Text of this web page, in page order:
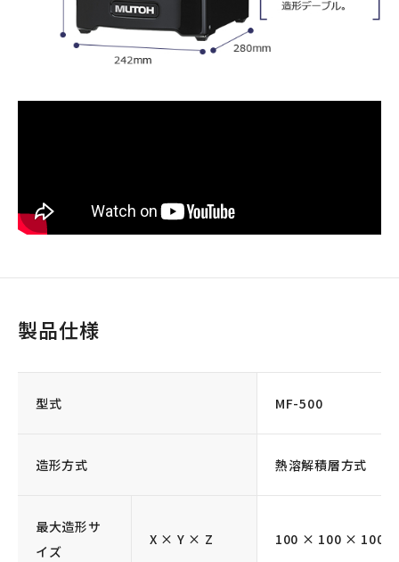
製品仕様
型式 MF-500
造形方式 熱溶解積層方式
最大造形サ
イズ
X × Y × Z 100 × 100 × 100